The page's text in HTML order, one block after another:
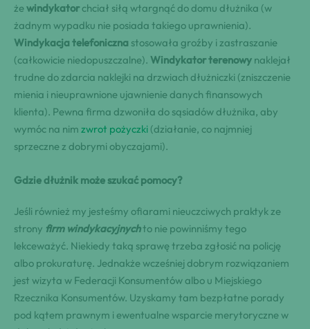
żewindykatorchciał siłą wtargnąć do domu dłużnika (w
żadnym wypadku nie posiada takiego uprawnienia).
Windykacja telefoniczna stosowała groźby i zastraszanie
(całkowicie niedopuszczalne). Windykator terenowy naklejał
trudne do zdarcia naklejki na drzwiach dłużniczki (zniszczenie
mienia i nieuprawnione ujawnienie danych finansowych
klienta). Pewna firma dzwoniła do sąsiadów dłużnika, aby
wymóc na nim zwrot pożyczki (działanie, co najmniej
sprzeczne z dobrymi obyczajami).
Gdzie dłużnik może szukać pomocy?
Jeśli również my jesteśmy ofiarami nieuczciwych praktyk ze
strony firm windykacyjnychto nie powinniśmy tego
lekceważyć. Niekiedy taką sprawę trzeba zgłosić na policję
albo prokuraturę. Jednakże wcześniej dobrym rozwiązaniem
jest wizyta w Federacji Konsumentów albo u Miejskiego
Rzecznika Konsumentów. Uzyskamy tam bezpłatne porady
pod kątem prawnym i ewentualne wsparcie merytoryczne w